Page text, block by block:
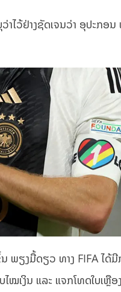
ວ່າໄວ້ຢ່າງຊັດເຈນວ່າ ອຸປະ
ພຽງມື້ດຽວ ທາງ FIFA ໄດ້
ໄໝເງິນ ແລະ ແຈກໂທດໃບເ